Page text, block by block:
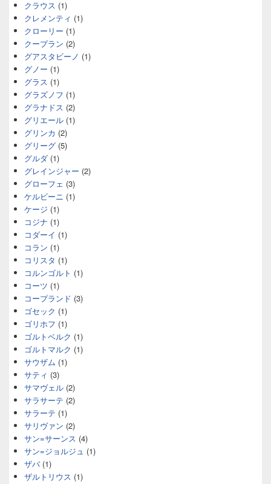
クラウス (1)
クレメンティ (1)
クローリー (1)
クープラン (2)
グアスタビーノ (1)
グノー (1)
グラス (1)
グラズノフ (1)
グラナドス (2)
グリエール (1)
グリンカ (2)
グリーグ (5)
グルダ (1)
グレインジャー (2)
グローフェ (3)
ケルビーニ (1)
ケージ (1)
コジナ (1)
コダーイ (1)
コラン (1)
コリスタ (1)
コルンゴルト (1)
コーツ (1)
コープランド (3)
ゴセック (1)
ゴリホフ (1)
ゴルトベルク (1)
ゴルトマルク (1)
サウザム (1)
サティ (3)
サマヴェル (2)
サラサーテ (2)
サラーテ (1)
サリヴァン (2)
サン=サーンス (4)
サン=ジョルジュ (1)
ザバ(1)
ザルトリウス (1)